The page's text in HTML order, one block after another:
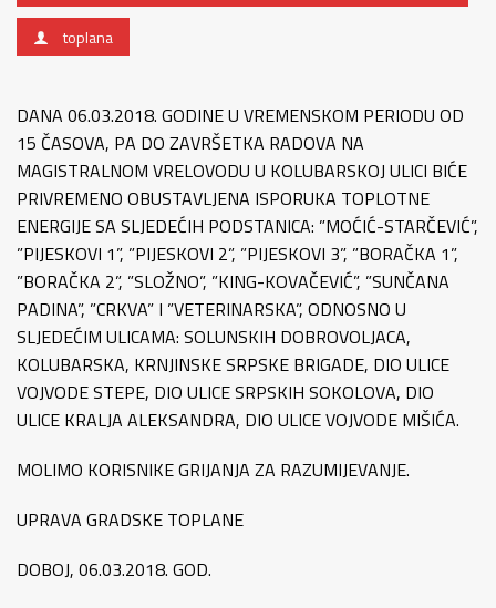
toplana
DANA 06.03.2018. GODINE U VREMENSKOM PERIODU OD
15 ČASOVA, PA DO ZAVRŠETKA RADOVA NA
MAGISTRALNOM VRELOVODU U KOLUBARSKOJ ULICI BIĆE
PRIVREMENO OBUSTAVLJENA ISPORUKA TOPLOTNE
ENERGIJE SA SLJEDEĆIH PODSTANICA: ”MOĆIĆ-STARČEVIĆ”,
”PIJESKOVI 1”, ”PIJESKOVI 2”, ”PIJESKOVI 3”, ”BORAČKA 1”,
”BORAČKA 2”, ”SLOŽNO”, ”KING-KOVAČEVIĆ”, ”SUNČANA
PADINA”, ”CRKVA” I ”VETERINARSKA”, ODNOSNO U
SLJEDEĆIM ULICAMA: SOLUNSKIH DOBROVOLJACA,
KOLUBARSKA, KRNJINSKE SRPSKE BRIGADE, DIO ULICE
VOJVODE STEPE, DIO ULICE SRPSKIH SOKOLOVA, DIO
ULICE KRALJA ALEKSANDRA, DIO ULICE VOJVODE MIŠIĆA.
MOLIMO KORISNIKE GRIJANJA ZA RAZUMIJEVANJE.
UPRAVA GRADSKE TOPLANE
DOBOJ, 06.03.2018. GOD.